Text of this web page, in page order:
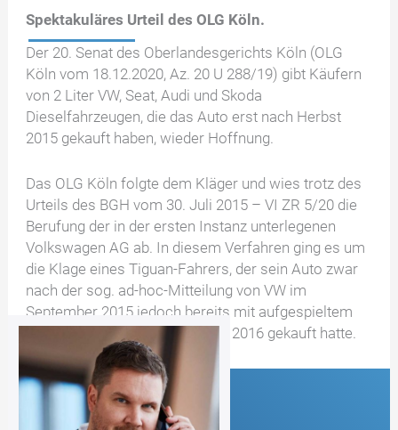
Spektakuläres Urteil des OLG Köln.
Der 20. Senat des Oberlandesgerichts Köln (OLG
Köln vom 18.12.2020, Az. 20 U 288/19) gibt Käufern
von 2 Liter VW, Seat, Audi und Skoda
Dieselfahrzeugen, die das Auto erst nach Herbst
2015 gekauft haben, wieder Hoffnung.
Das OLG Köln folgte dem Kläger und wies trotz des
Urteils des BGH vom 30. Juli 2015 – VI ZR 5/20 die
Berufung der in der ersten Instanz unterlegenen
Volkswagen AG ab. In diesem Verfahren ging es um
die Klage eines Tiguan-Fahrers, der sein Auto zwar
nach der sog. ad-hoc-Mitteilung von VW im
September 2015 jedoch bereits mit aufgespieltem
Software-Update im Dezember 2016 gekauft hatte.